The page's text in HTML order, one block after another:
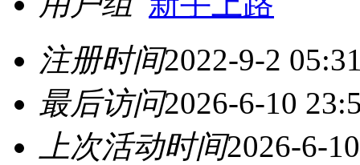
注册时间2022-9-2
最后访问2026-6-10
上次活动时间2026-6-